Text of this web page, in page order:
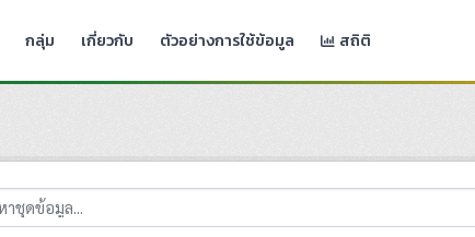
กลุ่ม เกี่ยวกับ ตัวอย่างการใช้ข้อมูล สถิติ